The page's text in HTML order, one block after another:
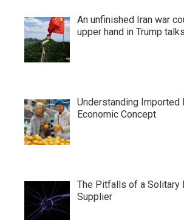
An unfinished Iran war
upper hand in Trump
Understanding Imported
Economic Concept
The Pitfalls of a Solitary
Supplier